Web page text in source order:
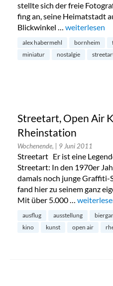
stellte sich der freie
fing an, seine Heimatstadt
Blickwinkel … „Der
weiterlesen
alex habermehl bornheim
miniatur
nostalgie
Streetart, Open Air
Rheinstation
Wochenende, | 9 Juni 2011
Streetart Er ist eine
Streetart: In den 1970er
damals noch junge Graffiti-
fand hier zu seinem ganz
Mit über 5.000 …
ausflug ausstellung
kino
kunst open air